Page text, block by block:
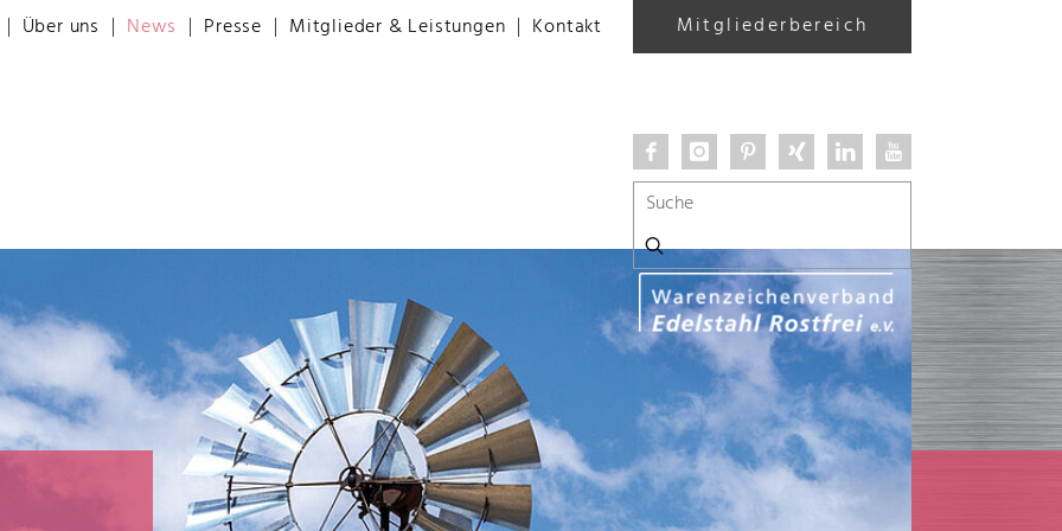
Über uns News Presse Mitglieder & Leistungen Kontakt Mitgliederbereich